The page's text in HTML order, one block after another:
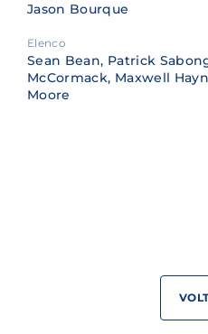
Jason Bourque
Elenco
Sean Bean, Patrick
McCormack, Maxwell
Moore